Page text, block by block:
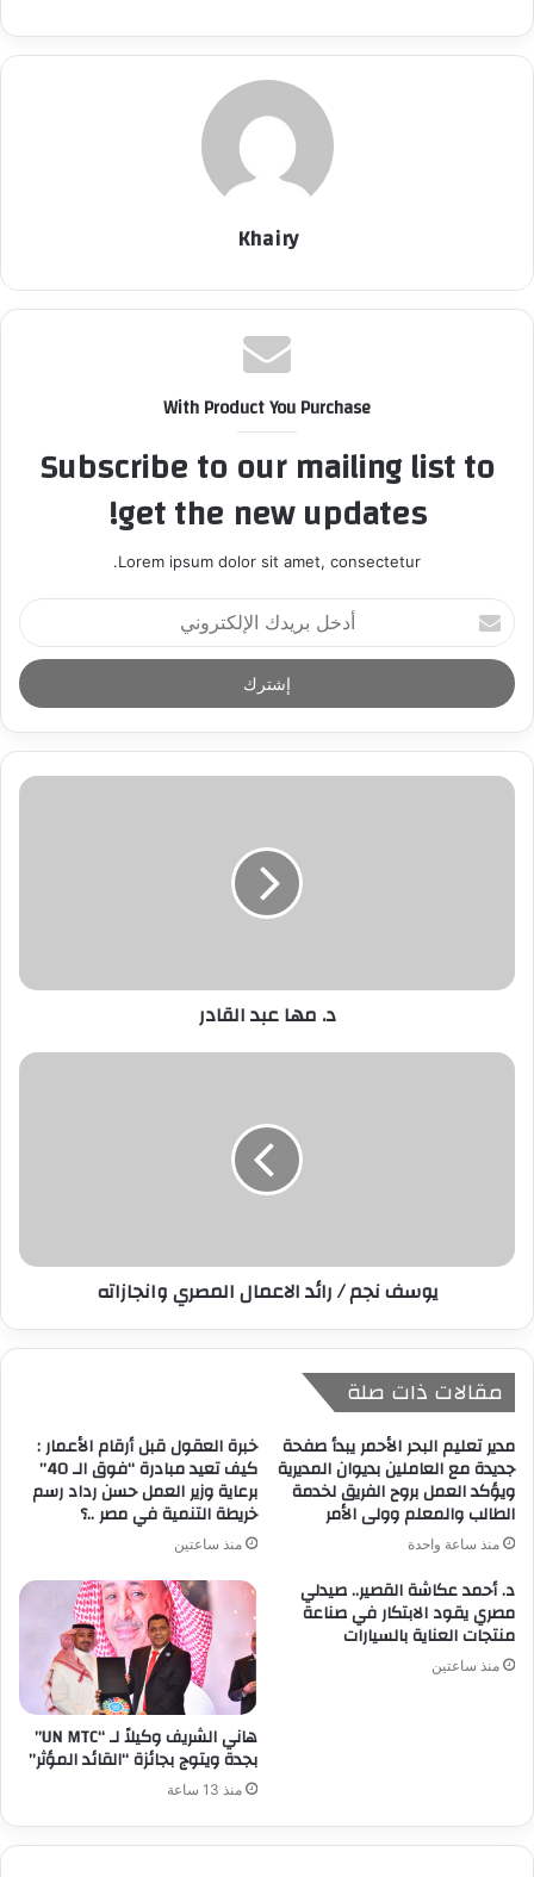
Khairy
With Product You Purchase
Subscribe to our mailing list to
get the new updates!
Lorem ipsum dolor sit amet, consectetur.
أ
د
خ
ل
ر
د
ر
ي
د. مها عبد القادر
يوسف نجم / رائد الاعمال المصري وانجازاته
مقالات ذات صلة
مدير تعليم البحر الأحمر يبدأ صفحة
جديدة مع العاملين بديوان المديرية
ويؤكد العمل بروح الفريق لخدمة
الطالب والمعلم وولى الأمر
منذ ساعة واحدة
خبرة العقول قبل أرقام الأعمار :
كيف تعيد مبادرة “فوق الـ 40”
برعاية وزير العمل حسن رداد رسم
خريطة التنمية في مصر ..؟
منذ ساعتين
د. أحمد عكاشة القصير.. صيدلي
مصري يقود الابتكار في صناعة
منتجات العناية بالسيارات
منذ ساعتين
هاني الشريف وكيلاً لـ “UN MTC”
بجدة ويتوج بجائزة “القائد المؤثر”
منذ 13 ساعة